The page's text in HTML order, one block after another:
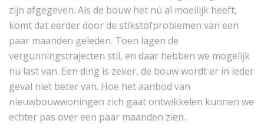
zijn afgegeven. Als de bouw het nú al moeilijk heeft,
komt dat eerder door de stikstofproblemen van een
paar maanden geleden. Toen lagen de
vergunningstrajecten stil, en daar hebben we mogelijk
nu last van. Een ding is zeker, de bouw wordt er in ieder
geval niet beter van. Hoe het aanbod van
nieuwbouwwoningen zich gaat ontwikkelen kunnen we
echter pas over een paar maanden zien.